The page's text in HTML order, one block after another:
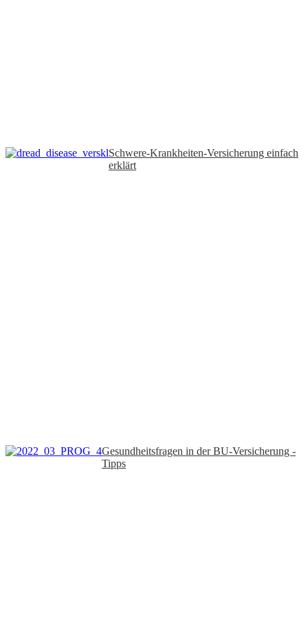
Schwere-Krankheiten-Versicherung einfach
erklärt
Gesundheitsfragen in der BU-Versicherung -
Tipps